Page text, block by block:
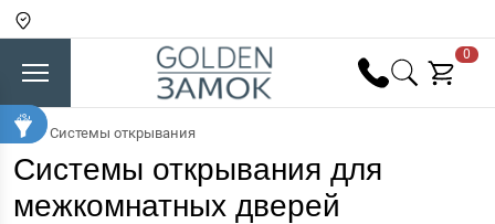
0
Системы открывания
Системы открывания для
межкомнатных дверей